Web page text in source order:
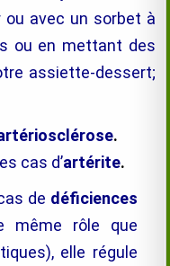
avec un sorbet à
ou en mettant des
assiette-dessert;
.
cas d’artérite.
de déficiences
même rôle que
elle régule